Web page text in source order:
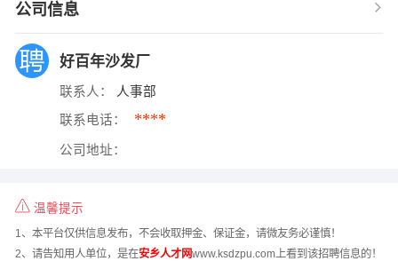
公司信息
好百年沙发厂
联系人： 人事部
联系电话： ****
公司地址：
温馨提示
1、本平台仅供信息发布，不会收取押金、保证金，请微友务必谨慎！
2、请告知用人单位，是在安乡人才网www.ksdzpu.com上看到该招聘信息的！